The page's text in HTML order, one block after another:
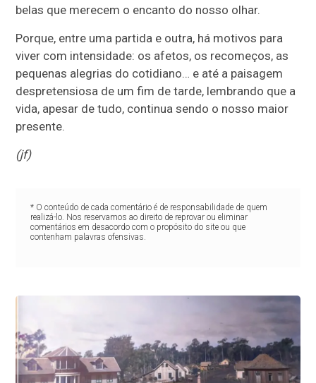
belas que merecem o encanto do nosso olhar.
Porque, entre uma partida e outra, há motivos para
viver com intensidade: os afetos, os recomeços, as
pequenas alegrias do cotidiano… e até a paisagem
despretensiosa de um fim de tarde, lembrando que a
vida, apesar de tudo, continua sendo o nosso maior
presente.
(jf)
* O conteúdo de cada comentário é de responsabilidade de quem
realizá-lo. Nos reservamos ao direito de reprovar ou eliminar
comentários em desacordo com o propósito do site ou que
contenham palavras ofensivas.